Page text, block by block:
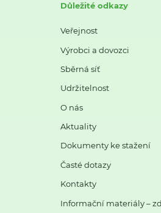
Důležité odkazy
Veřejnost
Výrobci a dovozci
Sběrná síť
Udržitelnost
O nás
Aktuality
Dokumenty ke stažení
Časté dotazy
Kontakty
Informační materiály –